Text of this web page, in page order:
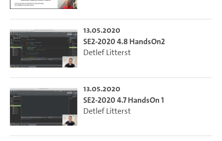
13.05.2020
SE2-2020 4.8 HandsOn2
Detlef Litterst
13.05.2020
SE2-2020 4.7 HandsOn 1
Detlef Litterst